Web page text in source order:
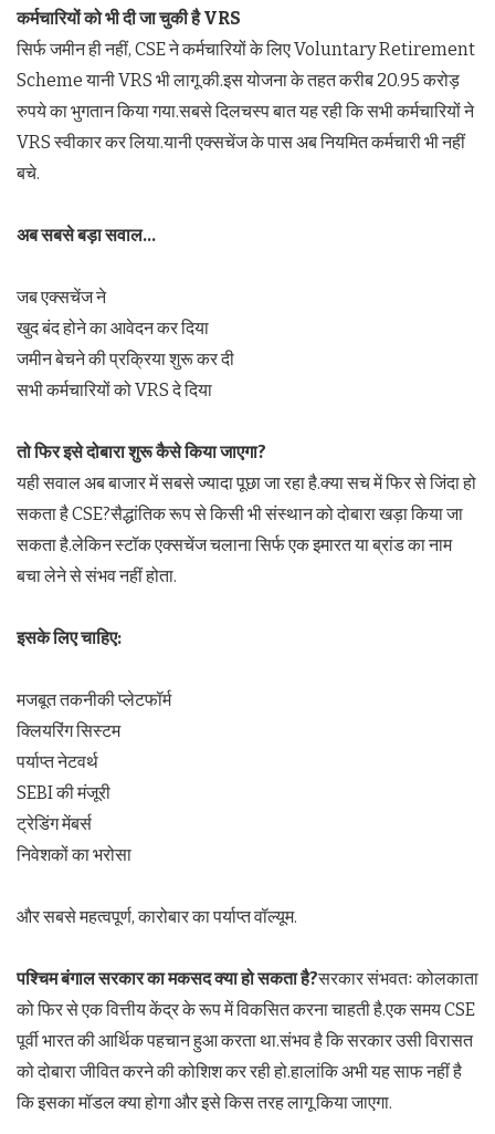
कर्मचारियों को भी दी जा चुकी हैVRS
सिर्फ जमीन ही नहीं, CSE ने कर्मचारियों के लिए Voluntary Retirement
Scheme यानी VRS भी लागू की.इस योजना के तहत करीब 20.95 करोड़
रुपये का भुगतान किया गया.सबसे दिलचस्प बात यह रही कि सभी कर्मचारियों ने
VRS स्वीकार कर लिया.यानी एक्सचेंज के पास अब नियमित कर्मचारी भी नहीं
बचे.
अब सबसे बड़ा सवाल…
जब एक्सचेंज ने
खुद बंद होने का आवेदन कर दिया
जमीन बेचने की प्रक्रिया शुरू कर दी
सभी कर्मचारियों को VRS दे दिया
तो फिर इसे दोबारा शुरू कैसे किया जाएगा?
यही सवाल अब बाजार में सबसे ज्यादा पूछा जा रहा है.क्या सच में फिर से जिंदा हो
सकता है CSE?सैद्धांतिक रूप से किसी भी संस्थान को दोबारा खड़ा किया जा
सकता है.लेकिन स्टॉक एक्सचेंज चलाना सिर्फ एक इमारत या ब्रांड का नाम
बचा लेने से संभव नहीं होता.
इसके लिए चाहिए:
मजबूत तकनीकी प्लेटफॉर्म
क्लियरिंग सिस्टम
पर्याप्त नेटवर्थ
SEBI की मंजूरी
ट्रेडिंग मेंबर्स
निवेशकों का भरोसा
और सबसे महत्वपूर्ण, कारोबार का पर्याप्त वॉल्यूम.
पश्चिम बंगाल सरकार का मकसद क्या हो सकता है?सरकार संभवतः कोलकाता
को फिर से एक वित्तीय केंद्र के रूप में विकसित करना चाहती है.एक समय CSE
पूर्वी भारत की आर्थिक पहचान हुआ करता था.संभव है कि सरकार उसी विरासत
को दोबारा जीवित करने की कोशिश कर रही हो.हालांकि अभी यह साफ नहीं है
कि इसका मॉडल क्या होगा और इसे किस तरह लागू किया जाएगा.